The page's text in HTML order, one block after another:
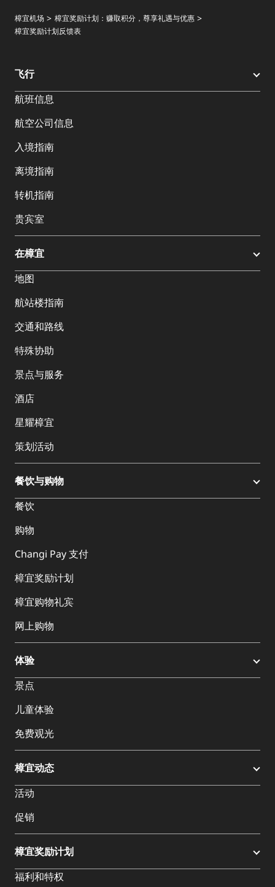
樟宜机场
樟宜奖励计划：赚取积分，尊享礼遇与优惠
樟宜奖励计划反馈表
飞行
航班信息
航空公司信息
入境指南
离境指南
转机指南
贵宾室
在樟宜
地图
航站楼指南
交通和路线
特殊协助
景点与服务
酒店
星耀樟宜
策划活动
餐饮与购物
餐饮
购物
Changi Pay 支付
樟宜奖励计划
樟宜购物礼宾
网上购物
体验
景点
儿童体验
免费观光
樟宜动态
活动
促销
樟宜奖励计划
福利和特权